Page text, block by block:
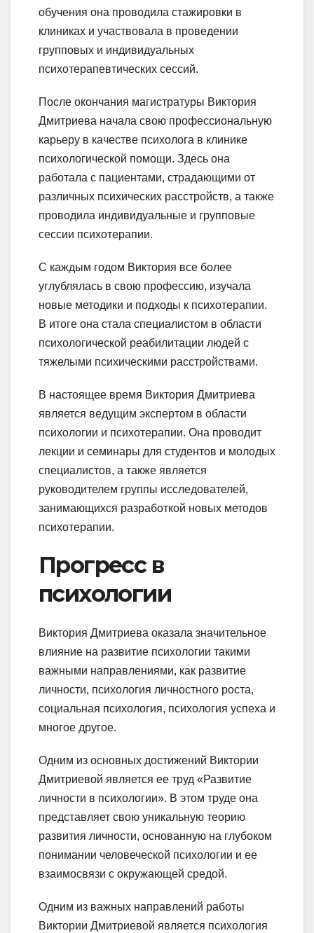
обучения она проводила стажировки в
клиниках и участвовала в проведении
групповых и индивидуальных
психотерапевтических сессий.
После окончания магистратуры Виктория
Дмитриева начала свою профессиональную
карьеру в качестве психолога в клинике
психологической помощи. Здесь она
работала с пациентами, страдающими от
различных психических расстройств, а также
проводила индивидуальные и групповые
сессии психотерапии.
С каждым годом Виктория все более
углублялась в свою профессию, изучала
новые методики и подходы к психотерапии.
В итоге она стала специалистом в области
психологической реабилитации людей с
тяжелыми психическими расстройствами.
В настоящее время Виктория Дмитриева
является ведущим экспертом в области
психологии и психотерапии. Она проводит
лекции и семинары для студентов и молодых
специалистов, а также является
руководителем группы исследователей,
занимающихся разработкой новых методов
психотерапии.
Прогресс в
психологии
Виктория Дмитриева оказала значительное
влияние на развитие психологии такими
важными направлениями, как развитие
личности, психология личностного роста,
социальная психология, психология успеха и
многое другое.
Одним из основных достижений Виктории
Дмитриевой является ее труд «Развитие
личности в психологии». В этом труде она
представляет свою уникальную теорию
развития личности, основанную на глубоком
понимании человеческой психологии и ее
взаимосвязи с окружающей средой.
Одним из важных направлений работы
Виктории Дмитриевой является психология